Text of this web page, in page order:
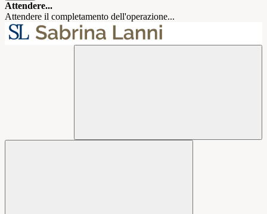
Attendere...
Attendere il completamento dell'operazione...